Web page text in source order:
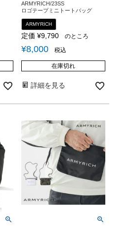
ARMYRICH/23SS
ロゴテープミニトートバッグ
ARMYRICH
定価 ¥9,790 のところ
¥8,000 税込
在庫切れ
詳細を見る